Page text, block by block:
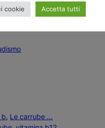
b, Le carrube …
cookie Accetta tutti